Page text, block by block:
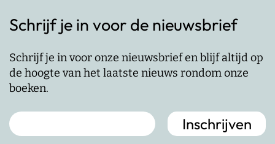
Schrijf je in voor de nieuwsbrief
Schrijf je in voor onze nieuwsbrief en blijf altijd op
de hoogte van het laatste nieuws rondom onze
boeken.